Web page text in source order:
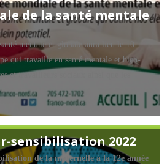
de la santé mentale
mentale et globale aura lieu le 10
qui travaille en santé mentale et bien-
et travailleurs sociaux ainsi que les
sensibilisation 2022
de la maternelle à la 12e année